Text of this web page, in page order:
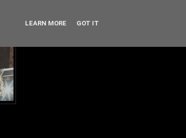
LEARN MORE GOT IT